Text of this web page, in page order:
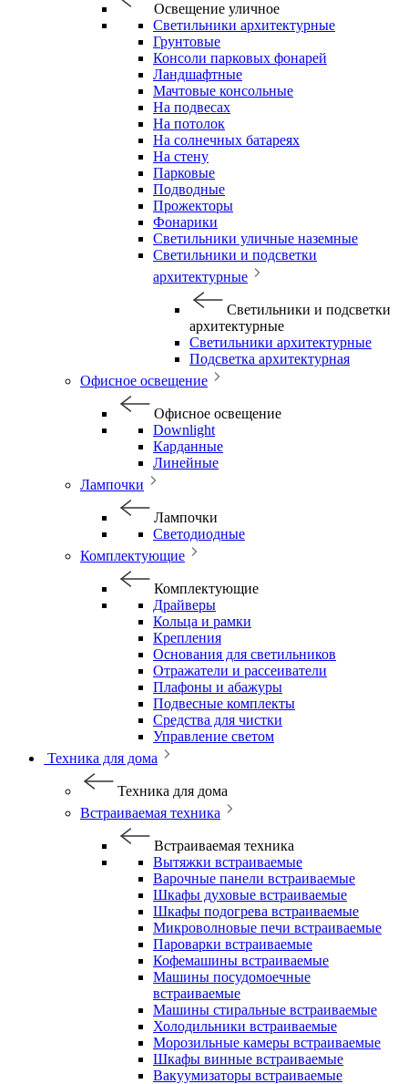
Освещение уличное
Светильники архитектурные
Грунтовые
Консоли парковых фонарей
Ландшафтные
Мачтовые консольные
На подвесах
На потолок
На солнечных батареях
На стену
Парковые
Подводные
Прожекторы
Фонарики
Светильники уличные наземные
Светильники и подсветки
архитектурные
Светильники и подсветки
архитектурные
Светильники архитектурные
Подсветка архитектурная
Офисное освещение
Офисное освещение
Downlight
Карданные
Линейные
Лампочки
Лампочки
Светодиодные
Комплектующие
Комплектующие
Драйверы
Кольца и рамки
Крепления
Основания для светильников
Отражатели и рассеиватели
Плафоны и абажуры
Подвесные комплекты
Средства для чистки
Управление светом
Техника для дома
Техника для дома
Встраиваемая техника
Встраиваемая техника
Вытяжки встраиваемые
Варочные панели встраиваемые
Шкафы духовые встраиваемые
Шкафы подогрева встраиваемые
Микроволновые печи встраиваемые
Пароварки встраиваемые
Кофемашины встраиваемые
Машины посудомоечные
встраиваемые
Машины стиральные встраиваемые
Холодильники встраиваемые
Морозильные камеры встраиваемые
Шкафы винные встраиваемые
Вакуумизаторы встраиваемые